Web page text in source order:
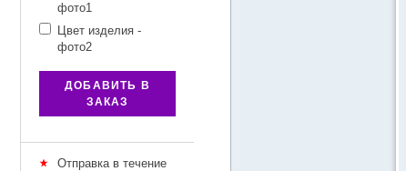
фото1
Цвет изделия -
фото2
ДОБАВИТЬ В
ЗАКАЗ
Отправка в течение